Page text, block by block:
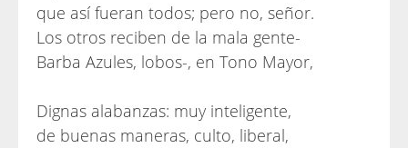
que así fueran todos; pero no, señor.
Los otros reciben de la mala gente-
Barba Azules, lobos-, en Tono Mayor,
Dignas alabanzas: muy inteligente,
de buenas maneras, culto, liberal,